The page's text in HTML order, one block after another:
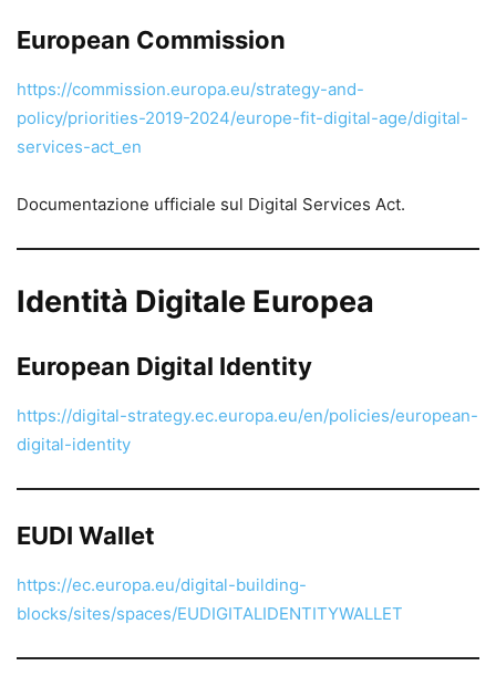
European Commission
https://commission.europa.eu/strategy-and-
policy/priorities-2019-2024/europe-fit-digital-age/digital-
services-act_en
Documentazione ufficiale sul Digital Services Act.
Identità Digitale Europea
European Digital Identity
https://digital-strategy.ec.europa.eu/en/policies/european-
digital-identity
EUDI Wallet
https://ec.europa.eu/digital-building-
blocks/sites/spaces/EUDIGITALIDENTITYWALLET